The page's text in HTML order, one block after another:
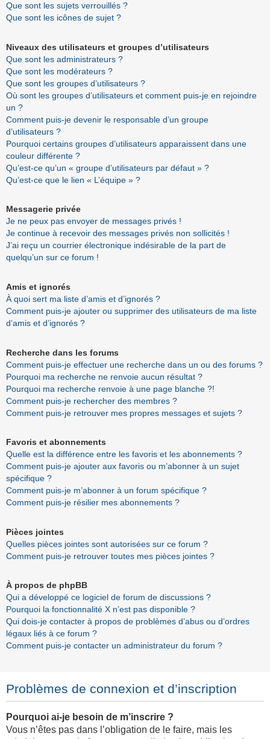
Que sont les sujets verrouillés ?
Que sont les icônes de sujet ?
Niveaux des utilisateurs et groupes d’utilisateurs
Que sont les administrateurs ?
Que sont les modérateurs ?
Que sont les groupes d’utilisateurs ?
Où sont les groupes d’utilisateurs et comment puis-je en rejoindre
un ?
Comment puis-je devenir le responsable d’un groupe
d’utilisateurs ?
Pourquoi certains groupes d’utilisateurs apparaissent dans une
couleur différente ?
Qu’est-ce qu’un « groupe d’utilisateurs par défaut » ?
Qu’est-ce que le lien « L’équipe » ?
Messagerie privée
Je ne peux pas envoyer de messages privés !
Je continue à recevoir des messages privés non sollicités !
J’ai reçu un courrier électronique indésirable de la part de
quelqu’un sur ce forum !
Amis et ignorés
À quoi sert ma liste d’amis et d’ignorés ?
Comment puis-je ajouter ou supprimer des utilisateurs de ma liste
d’amis et d’ignorés ?
Recherche dans les forums
Comment puis-je effectuer une recherche dans un ou des forums ?
Pourquoi ma recherche ne renvoie aucun résultat ?
Pourquoi ma recherche renvoie à une page blanche ?!
Comment puis-je rechercher des membres ?
Comment puis-je retrouver mes propres messages et sujets ?
Favoris et abonnements
Quelle est la différence entre les favoris et les abonnements ?
Comment puis-je ajouter aux favoris ou m’abonner à un sujet
spécifique ?
Comment puis-je m’abonner à un forum spécifique ?
Comment puis-je résilier mes abonnements ?
Pièces jointes
Quelles pièces jointes sont autorisées sur ce forum ?
Comment puis-je retrouver toutes mes pièces jointes ?
À propos de phpBB
Qui a développé ce logiciel de forum de discussions ?
Pourquoi la fonctionnalité X n’est pas disponible ?
Qui dois-je contacter à propos de problèmes d’abus ou d’ordres
légaux liés à ce forum ?
Comment puis-je contacter un administrateur du forum ?
Problèmes de connexion et d’inscription
Pourquoi ai-je besoin de m’inscrire ?
Vous n’êtes pas dans l’obligation de le faire, mais les